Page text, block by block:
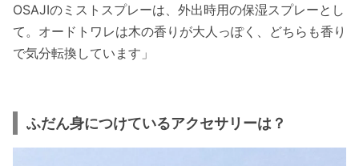
OSAJIのミストスプレーは、外出時用の保湿スプレーとし
て。オードトワレは木の香りが大人っぽく、どちらも香り
で気分転換しています」
ふだん身につけているアクセサリーは？